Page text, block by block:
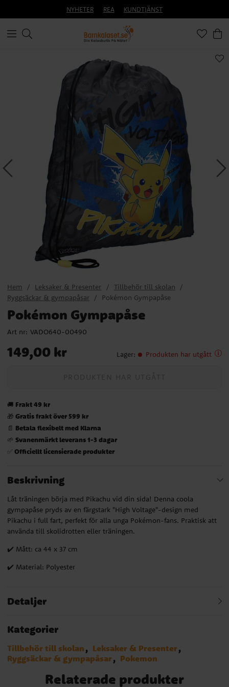
NYHETER REA KUNDTJÄNST
Hem Leksaker & Presenter
Tillbehör till skolan
Ryggsäckar & gympapåsar
Pokémon Gympapåse
Pokémon Gympapåse
Art nr: VADO640-00490
Pris :149,00 kr
149,00 kr Lager: Produkten har utgått
🚚 Frakt 49 kr
🎁 Gratis frakt över 599 kr
📄 Betala flexibelt med Klarna
🌱 Svanenmärkt leverans 1-3 dagar
✅ Officiellt licensierade produkter
Beskrivning
Låt träningen börja med Pikachu vid din sida! Denna coola
gympapåse pryds av en färgstark "High Voltage"-design med
Pikachu i full fart, perfekt för alla unga Pokémon-fans. Praktisk att
använda till skolidrotten eller träningen.
✔️ Mått: ca 44 x 37 cm
✔️ Material: Polyester
Detaljer
Kategorier
Tillbehör till skolan
Leksaker & Presenter
Ryggsäckar & gympapåsar
Pokemon
Relaterade produkter